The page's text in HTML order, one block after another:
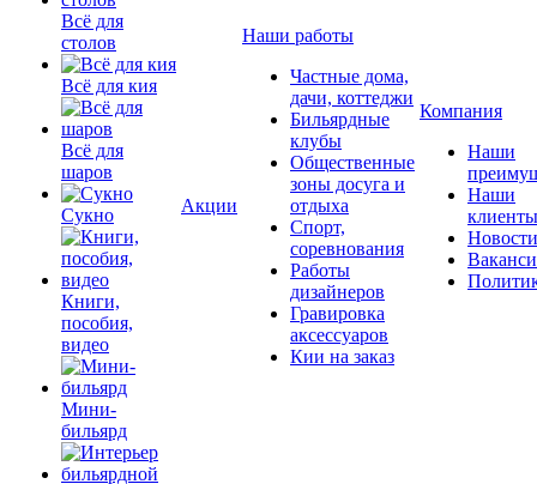
Всё для
столов
Всё для кия
Всё для
шаров
Сукно
Книги,
пособия,
видео
Мини-
бильярд
Акции
Наши работы
Частные дома,
дачи, коттеджи
Бильярдные
клубы
Общественные
зоны досуга и
отдыха
Спорт,
соревнования
Работы
дизайнеров
Гравировка
аксессуаров
Кии на заказ
Компания
Наши
Наши
клиенты
Новости